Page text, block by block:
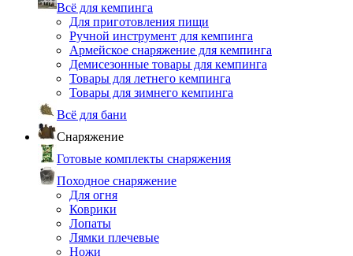
Всё для кемпинга
Для приготовления пищи
Ручной инструмент для кемпинга
Армейское снаряжение для кемпинга
Демисезонные товары для кемпинга
Товары для летнего кемпинга
Товары для зимнего кемпинга
Всё для бани
Снаряжение
Готовые комплекты снаряжения
Походное снаряжение
Для огня
Коврики
Лопаты
Лямки плечевые
Ножи